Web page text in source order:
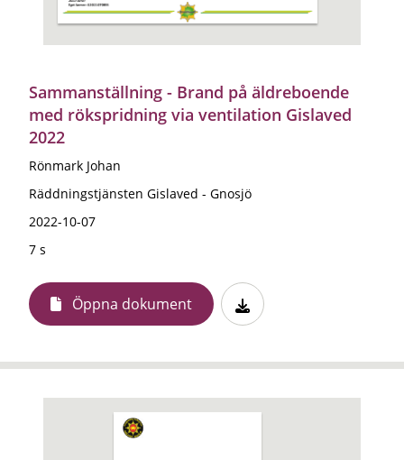
Sammanställning - Brand på äldreboende
med rökspridning via ventilation Gislaved
2022
Rönmark Johan
Räddningstjänsten Gislaved - Gnosjö
2022-10-07
7 s
Öppna dokument